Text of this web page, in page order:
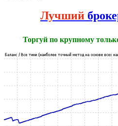
Лучший
Торгуй по крупному